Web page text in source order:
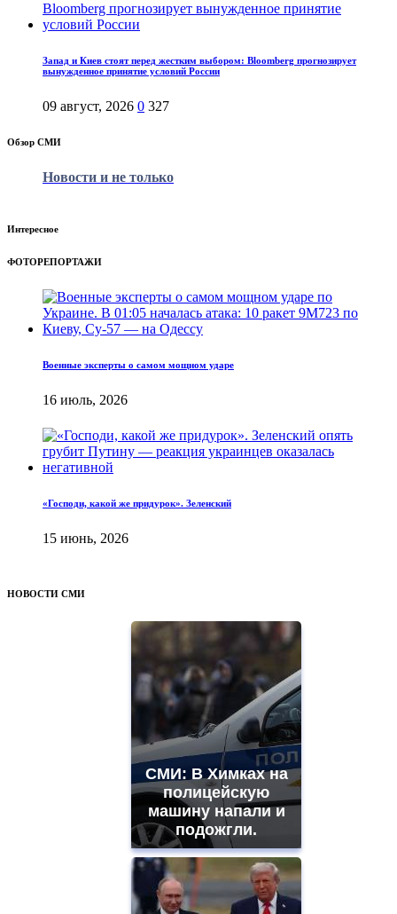
Запад и Киев стоят перед жестким выбором: Bloomberg прогнозирует
вынужденное принятие условий России
09 август, 2026 0 327
Обзор СМИ
Новости и не только
Интересное
ФОТОРЕПОРТАЖИ
Военные эксперты о самом мощном ударе
16 июль, 2026
«Господи, какой же придурок». Зеленский
15 июнь, 2026
НОВОСТИ СМИ
СМИ: В Химках на
полицейскую
машину напали и
подожгли.